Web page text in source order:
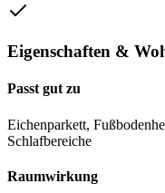
Eigenschaften &
Passt gut zu
Eichenparkett,
Schlafbereiche
Raumwirkung